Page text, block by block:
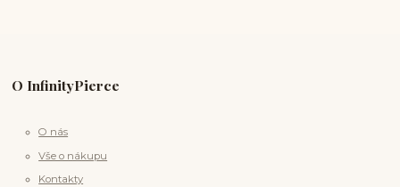
O InfinityPierce
O nás
Vše o nákupu
Kontakty